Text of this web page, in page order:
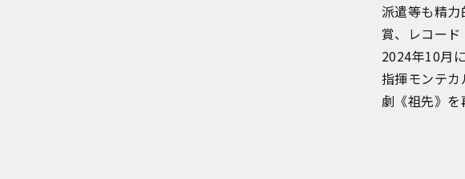
派遣等も精
賞、レコー
2024年10月
指揮モンテ
劇《祖先》を